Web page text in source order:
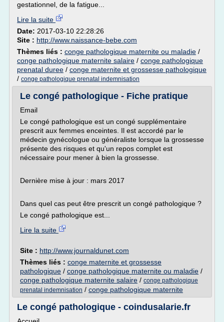
gestationnel, de la fatigue...
Lire la suite
Date: 2017-03-10 22:28:26
Site : http://www.naissance-bebe.com
Thèmes liés : conge pathologique maternite ou maladie /
conge pathologique maternite salaire / conge pathologique
prenatal duree / conge maternite et grossesse pathologique
/ conge pathologique prenatal indemnisation
Le congé pathologique - Fiche pratique
Email
Le congé pathologique est un congé supplémentaire
prescrit aux femmes enceintes. Il est accordé par le
médecin gynécologue ou généraliste lorsque la grossesse
présente des risques et qu'un repos complet est
nécessaire pour mener à bien la grossesse.
Dernière mise à jour : mars 2017
Dans quel cas peut être prescrit un congé pathologique ?
Le congé pathologique est...
Lire la suite
Site : http://www.journaldunet.com
Thèmes liés : conge maternite et grossesse
pathologique / conge pathologique maternite ou maladie /
conge pathologique maternite salaire / conge pathologique
prenatal indemnisation / conge pathologique maternite
Le congé pathologique - coindusalarie.fr